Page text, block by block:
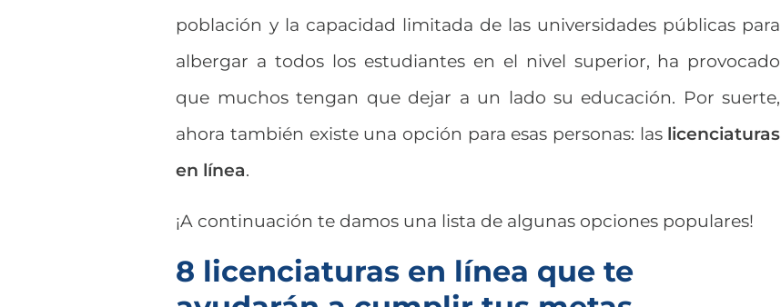
población y la capacidad limitada de las universidades públicas para
albergar a todos los estudiantes en el nivel superior, ha provocado
que muchos tengan que dejar a un lado su educación. Por suerte,
ahora también existe una opción para esas personas: las licenciaturas
en línea.
¡A continuación te damos una lista de algunas opciones populares!
8 licenciaturas en línea que te